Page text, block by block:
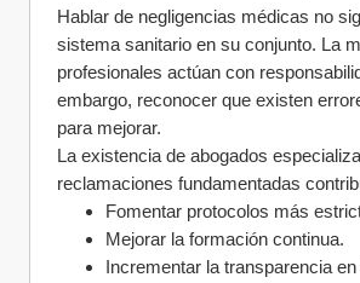
Hablar de negligencias médicas no
sistema sanitario en su conjunto. La
profesionales actúan con
embargo, reconocer que existen
para mejorar.
La existencia de abogados
reclamaciones fundamentadas
Fomentar protocolos más
Mejorar la formación continua.
Incrementar la transparencia